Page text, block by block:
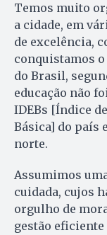
Temos muito
a cidade, em
de excelência,
conquistamos
do Brasil,
educação não
IDEBs [Índice
Básica] do país
norte.
Assumimos
cuidada, cujos
orgulho de
gestão